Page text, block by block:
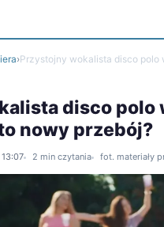
›Przystojny wokalista disco polo
disco polo
nowy przebój?
2 min czytania fot. materiały